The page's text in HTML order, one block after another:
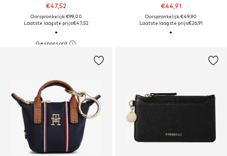
€47,52
Oorspronkelijk: €99,00
Laatste laagste prijs:€47,52
€44,91
Oorspronkelijk: €49,90
Laatste laagste prijs:€26,91